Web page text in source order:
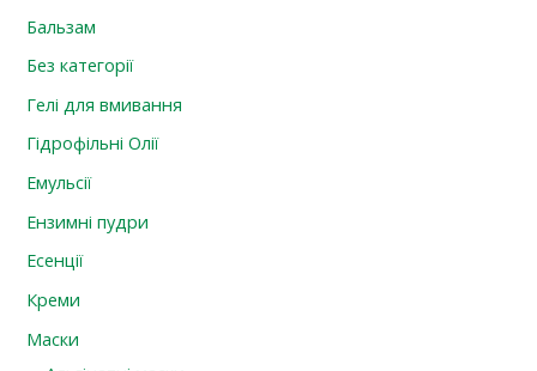
Бальзам
Без категорії
Гелі для вмивання
Гідрофільні Олії
Емульсії
Ензимні пудри
Есенції
Креми
Маски